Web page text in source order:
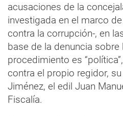
acusaciones de la
investigada en el marco
contra la corrupción-, en
base de la denuncia
procedimiento es
contra el propio regidor,
Jiménez, el edil Juan
Fiscalía.